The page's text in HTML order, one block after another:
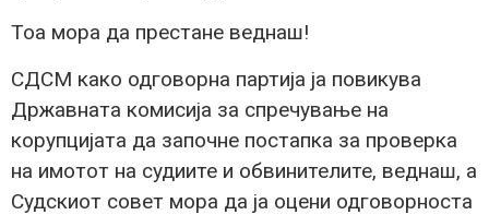
Тоа мора да престане веднаш!
СДСМ како одговорна партија ја повикува
Државната комисија за спречување на
корупцијата да започне постапка за проверка
на имотот на судиите и обвинителите, веднаш, а
Судскиот совет мора да ја оцени одговорноста